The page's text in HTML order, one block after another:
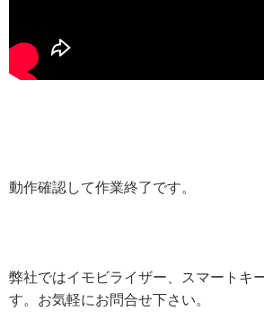
動作確認して作業終了です。
弊社ではイモビライザー、スマートキ
す。お気軽にお問合せ下さい。